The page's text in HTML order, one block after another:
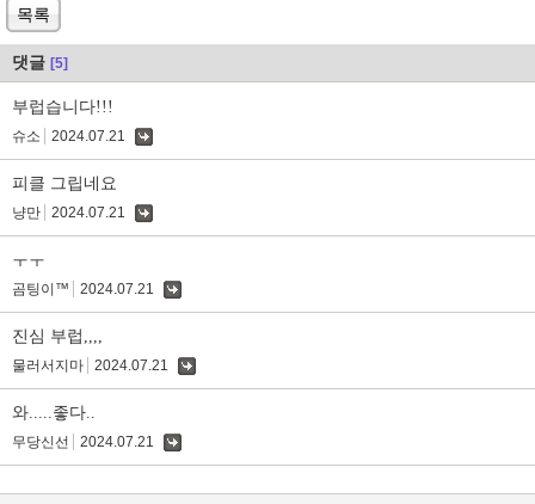
목록
댓글 [5]
부럽습니다!!!
슈소 2024.07.21
피클 그립네요
냥만 2024.07.21
ㅜㅜ
곰팅이™ 2024.07.21
진심 부럽,,,,
물러서지마 2024.07.21
와.....좋다..
무당신선 2024.07.21